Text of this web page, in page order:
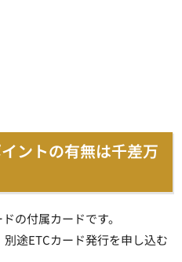
ントの有無は千差万
の付属カードです。
途ETCカード発行を申し込む